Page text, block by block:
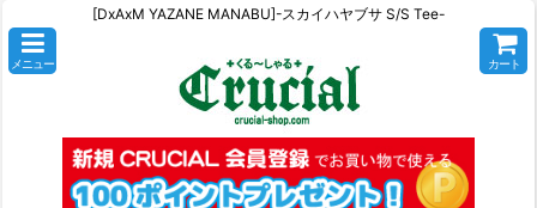
[DxAxM YAZANE MANABU]-スカイハヤブサ S/S Tee-
メニュー カート